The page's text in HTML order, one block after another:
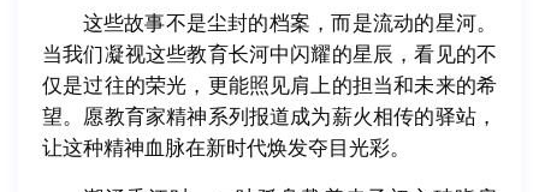
这些故事不是尘封的档案，而是流动的星河。
当我们凝视这些教育长河中闪耀的星辰，看见的不
仅是过往的荣光，更能照见肩上的担当和未来的希
望。愿教育家精神系列报道成为薪火相传的驿站，
让这种精神血脉在新时代焕发夺目光彩。